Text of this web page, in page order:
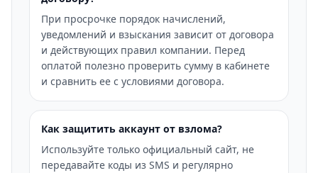
При просрочке порядок начислений,
уведомлений и взыскания зависит от договора
и действующих правил компании. Перед
оплатой полезно проверить сумму в кабинете
и сравнить ее с условиями договора.
Как защитить аккаунт от взлома?
Используйте только официальный сайт, не
передавайте коды из SMS и регулярно